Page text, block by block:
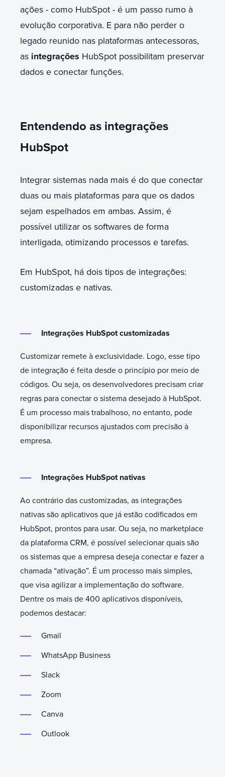
ações - como HubSpot - é um passo rumo à
evolução corporativa. E para não perder o
legado reunido nas plataformas antecessoras,
as integrações HubSpot possibilitam preservar
dados e conectar funções.
Entendendo as integrações
HubSpot
Integrar sistemas nada mais é do que conectar
duas ou mais plataformas para que os dados
sejam espelhados em ambas. Assim, é
possível utilizar os softwares de forma
interligada, otimizando processos e tarefas.
Em HubSpot, há dois tipos de integrações:
customizadas e nativas.
Integrações HubSpot customizadas
Customizar remete à exclusividade. Logo, esse tipo
de integração é feita desde o princípio por meio de
códigos. Ou seja, os desenvolvedores precisam criar
regras para conectar o sistema desejado à HubSpot.
É um processo mais trabalhoso, no entanto, pode
disponibilizar recursos ajustados com precisão à
empresa.
Integrações HubSpot nativas
Ao contrário das customizadas, as integrações
nativas são aplicativos que já estão codificados em
HubSpot, prontos para usar. Ou seja, no marketplace
da plataforma CRM, é possível selecionar quais são
os sistemas que a empresa deseja conectar e fazer a
chamada “ativação”. É um processo mais simples,
que visa agilizar a implementação do software.
Dentre os mais de 400 aplicativos disponíveis,
podemos destacar:
Gmail
WhatsApp Business
Slack
Zoom
Canva
Outlook